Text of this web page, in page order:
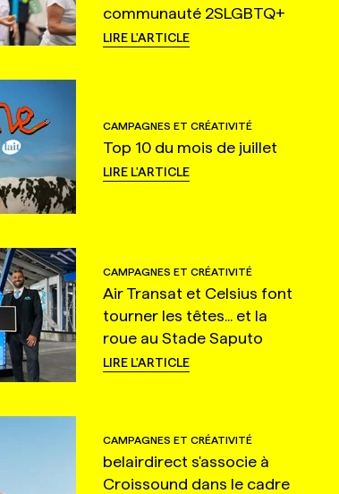
communauté 2SLGBTQ+
LIRE L'ARTICLE
CAMPAGNES ET CRÉATIVITÉ
Top 10 du mois de juillet
LIRE L'ARTICLE
CAMPAGNES ET CRÉATIVITÉ
Air Transat et Celsius font
tourner les têtes... et la
roue au Stade Saputo
LIRE L'ARTICLE
CAMPAGNES ET CRÉATIVITÉ
belairdirect s'associe à
Croissound dans le cadre